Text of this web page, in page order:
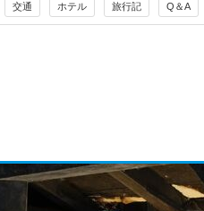
交通 ホテル 旅行記 Q＆A